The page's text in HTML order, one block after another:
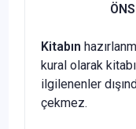
Kitabın
kural olarak
ilgilenenler
çekmez.